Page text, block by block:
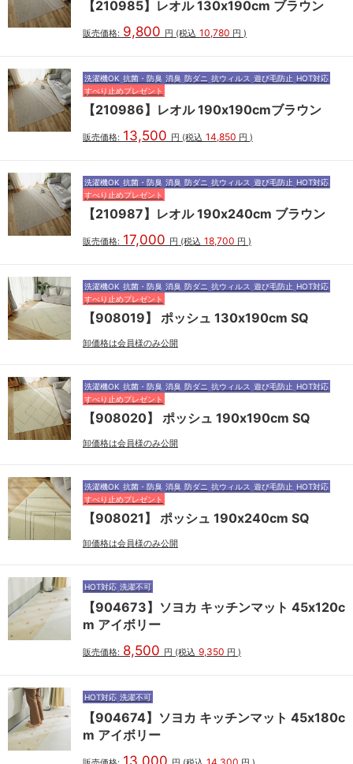
【210985】レオル 130x190cm ブラウン
販売価格: 9,800 円 (税込 10,780 円 )
洗濯機OK 抗菌・防臭 消臭 防ダニ 抗ウィルス 遊び毛防止 HOT対応
すべり止めプレゼント
【210986】レオル 190x190cmブラウン
販売価格: 13,500 円 (税込 14,850 円 )
洗濯機OK 抗菌・防臭 消臭 防ダニ 抗ウィルス 遊び毛防止 HOT対応
すべり止めプレゼント
【210987】レオル 190x240cm ブラウン
販売価格: 17,000 円 (税込 18,700 円 )
洗濯機OK 抗菌・防臭 消臭 防ダニ 抗ウィルス 遊び毛防止 HOT対応
すべり止めプレゼント
【908019】 ポッシュ 130x190cm SQ
卸価格は会員様のみ公開
洗濯機OK 抗菌・防臭 消臭 防ダニ 抗ウィルス 遊び毛防止 HOT対応
すべり止めプレゼント
【908020】 ポッシュ 190x190cm SQ
卸価格は会員様のみ公開
洗濯機OK 抗菌・防臭 消臭 防ダニ 抗ウィルス 遊び毛防止 HOT対応
すべり止めプレゼント
【908021】 ポッシュ 190x240cm SQ
卸価格は会員様のみ公開
HOT対応 洗濯不可
【904673】ソヨカ キッチンマット 45x120c
m アイボリー
販売価格: 8,500 円 (税込 9,350 円 )
HOT対応 洗濯不可
【904674】ソヨカ キッチンマット 45x180c
m アイボリー
13,000